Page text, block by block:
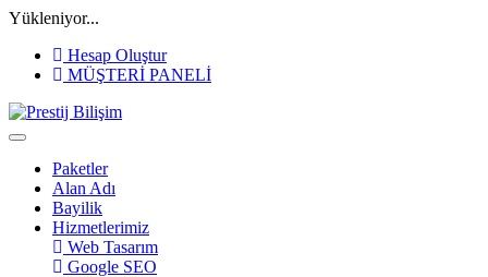
Yükleniyor...
Hesap Oluştur
MÜŞTERİ PANELİ
Paketler
Alan Adı
Bayilik
Hizmetlerimiz
Web Tasarım
Google SEO